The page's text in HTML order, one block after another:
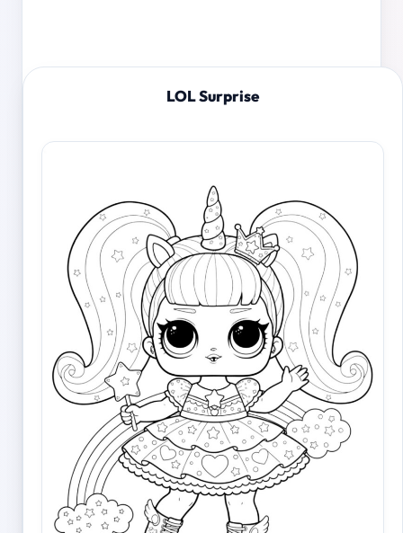
LOL Surprise